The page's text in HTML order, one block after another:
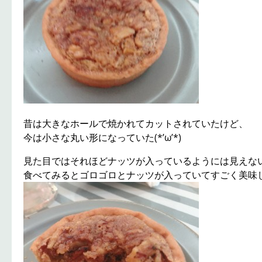
昔は大きなホールで焼かれてカットされていたけど、
今は小さな丸い形になっていた(*’ω’*)
見た目ではそれほどナッツが入っているようには見えな
食べてみるとゴロゴロとナッツが入っていてすごく美味